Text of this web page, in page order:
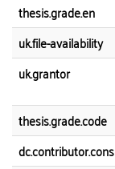
thesis.grade.en
uk.file-availability
uk.grantor
thesis.grade.code